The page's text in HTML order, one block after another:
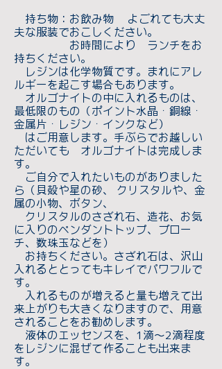
持ち物：お飲み物 よごれても大丈
夫な服装でおこしください。
お時間により ランチをお
持ちください。
レジンは化学物質です。まれにアレ
ルギーを起こす場合もあります。
オルゴナイトの中に入れるものは、
最低限のもの（ポイント水晶・銅線・
金属片・レジン・インクなど）
はご用意します。手ぶらでお越しい
ただいても オルゴナイトは完成しま
す。
ご自分で入れたいものがありました
ら（貝殻や星の砂、 クリスタルや、金
属の小物、ボタン、
クリスタルのさざれ石、造花、お気
に入りのペンダントトップ、ブロー
チ、数珠玉などを）
お持ちください。さざれ石は、沢山
入れるととってもキレイでパワフルで
す。
入れるものが増えると量も増えて出
来上がりも大きくなりますので、用意
されることをお勧めします。
液体のエッセンスを、1滴～2滴程度
をレジンに混ぜて作ることも出来ま
す。